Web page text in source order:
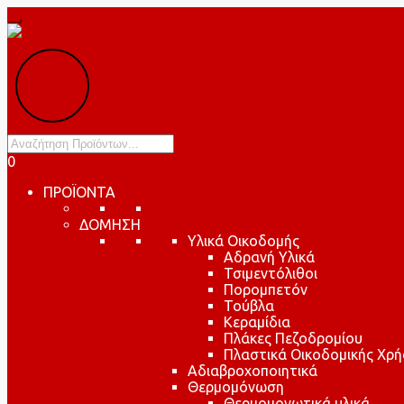
Products
search
0
ΠΡΟΪΟΝΤΑ
ΔΟΜΗΣΗ
Υλικά Οικοδομής
Αδρανή Υλικά
Τσιμεντόλιθοι
Πορομπετόν
Τούβλα
Κεραμίδια
Πλάκες Πεζοδρομίου
Πλαστικά Οικοδομικής
Αδιαβροχοποιητικά
Θερμομόνωση